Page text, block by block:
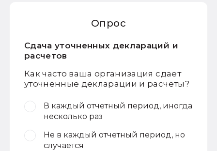
Опрос
Сдача уточненных деклараций и
расчетов
Как часто ваша организация сдает
уточненные декларации и расчеты?
В каждый отчетный период, иногда
несколько раз
Не в каждый отчетный период, но
случается